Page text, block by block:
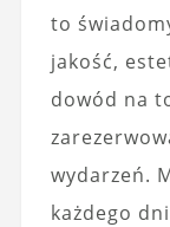
to
jakość,
dowód na
wydarzeń.
każdego